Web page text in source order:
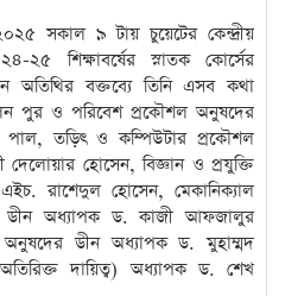
সকাল ৯ টায় চুয়েটের কেন্দ্রীয়
২৫ শিক্ষাবর্ষের স্নাতক কোর্সের
অতিথির বক্তব্যে তিনি এসব কথা
পুর ও পরিবেশ প্রকৌশল অনুষদের
তড়িৎ ও কম্পিউটার প্রকৌশল
হোসেন, বিজ্ঞান ও প্রযুক্তি
রাশেদুল হোসেন, মেকানিক্যাল
ডীন অধ্যাপক ড. কাজী আফজালুর
ডীন অধ্যাপক ড. মুহাম্মদ
দায়িত্ব) অধ্যাপক ড. শেখ